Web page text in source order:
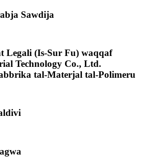
Sawdija
Legali (Is-Sur Fu) waqqaf
Technology Co., Ltd.
tal-Materjal tal-Polimeru